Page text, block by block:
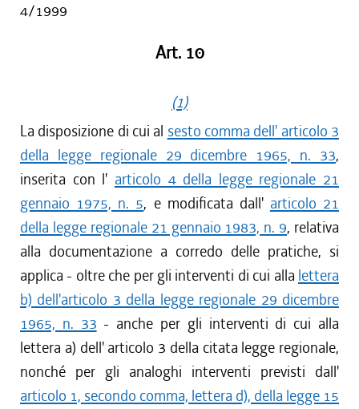
4/1999
Art. 10
(1)
La disposizione di cui al sesto comma dell' articolo 3
della legge regionale 29 dicembre 1965, n. 33,
inserita con l' articolo 4 della legge regionale 21
gennaio 1975, n. 5, e modificata dall' articolo 21
della legge regionale 21 gennaio 1983, n. 9, relativa
alla documentazione a corredo delle pratiche, si
applica - oltre che per gli interventi di cui alla lettera
b) dell'articolo 3 della legge regionale 29 dicembre
1965, n. 33 - anche per gli interventi di cui alla
lettera a) dell' articolo 3 della citata legge regionale,
nonché per gli analoghi interventi previsti dall'
articolo 1, secondo comma, lettera d), della legge 15